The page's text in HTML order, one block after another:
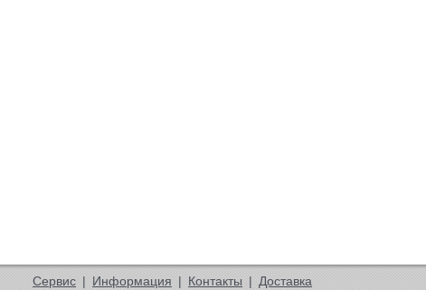
Сервис | Информация | Контакты | Доставка